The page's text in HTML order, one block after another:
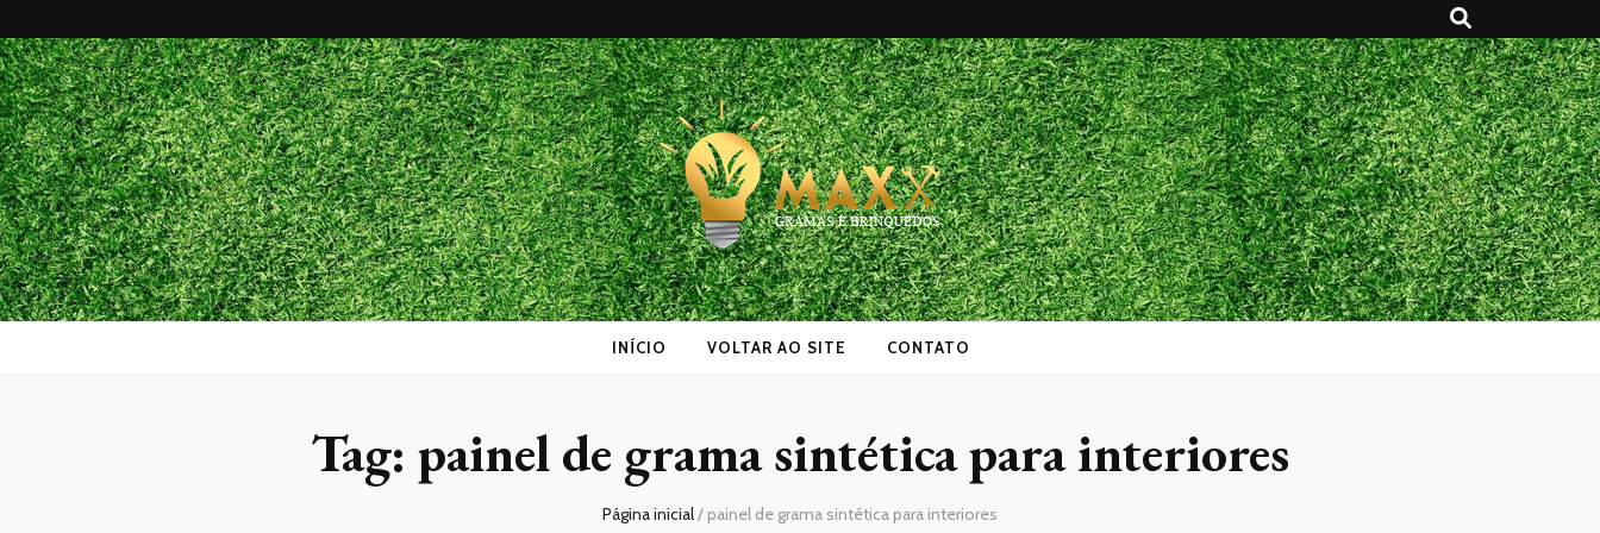
Maxx Gramas
Blog
INÍCIO VOLTAR AO SITE CONTATO
Tag: painel de grama sintética para interiores
Página inicial/ painel de grama sintética para interiores